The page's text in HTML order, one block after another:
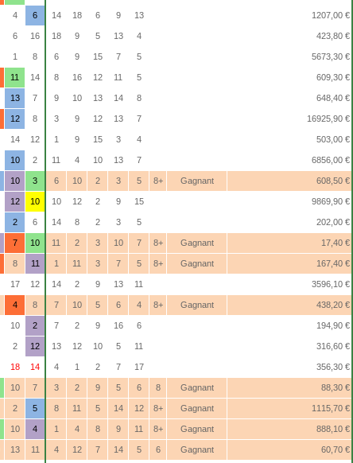
4 6 14 18 6 9 13 1207,00 €
6 16 18 9 5 13 4 423,80 €
1 8 6 9 15 7 5 5673,30 €
11 14 8 16 12 11 5 609,30 €
13 7 9 10 13 14 8 648,40 €
12 8 3 9 12 13 7 16925,90 €
14 12 1 9 15 3 4 503,00 €
10 2 11 4 10 13 7 6856,00 €
10 3 6 10 2 3 5 8+ Gagnant 608,50 €
12 10 10 12 2 9 15 9869,90 €
2 6 14 8 2 3 5 202,00 €
7 10 11 2 3 10 7 8+ Gagnant 17,40 €
8 11 1 11 3 7 5 8+ Gagnant 167,40 €
17 12 14 2 9 13 11 3596,10 €
4 8 7 10 5 6 4 8+ Gagnant 438,20 €
10 2 7 2 9 16 6 194,90 €
2 12 13 12 10 5 11 316,60 €
18 14 4 1 2 7 17 356,30 €
10 7 3 2 9 5 6 8 Gagnant 88,30 €
2 5 8 11 5 14 12 8+ Gagnant 1115,70 €
10 4 1 4 8 9 11 8+ Gagnant 888,10 €
13 11 4 12 7 14 5 6 Gagnant 60,70 €